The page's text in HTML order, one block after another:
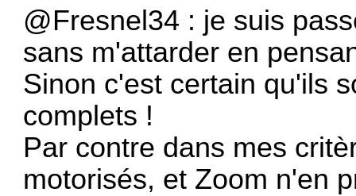
@Fresnel34 : je suis
sans m'attarder en
Sinon c'est certain qu'ils
complets !
Par contre dans mes
motorisés, et Zoom n'en